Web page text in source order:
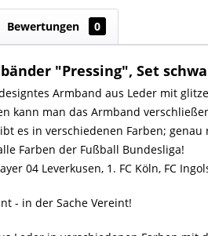
Bewertungen 0
"Pressing", Set
Armband aus Leder mit
kann man das Armband
es in verschiedenen Farben;
Farben der Fußball Bundesliga!
04 Leverkusen, 1. FC Köln, FC
- in der Sache Vereint!